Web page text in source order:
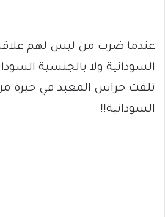
عندما ضرب من ليس لهم
السودانية ولا بالجنسية
تلفت حراس المعبد في حيرة
السودانية!!